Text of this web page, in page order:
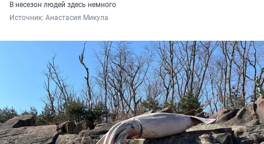
В несезон людей здесь немного
Источник: Анастасия Микула